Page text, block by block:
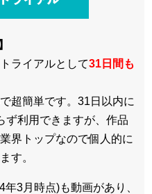
ライアルとして31日間も
超簡単です。31日以内に
ず利用できますが、作品
界トップなので個人的に
す。
年3月時点)も動画があり、